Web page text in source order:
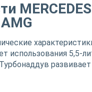
использования 5,5-